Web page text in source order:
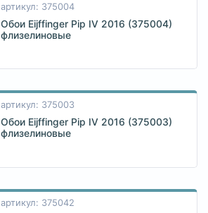
артикул: 375004
Обои Eijffinger Pip IV 2016 (375004)
флизелиновые
артикул: 375003
Обои Eijffinger Pip IV 2016 (375003)
флизелиновые
артикул: 375042